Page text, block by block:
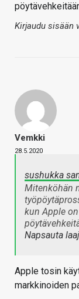
Kirjaudu sisään
Vemkki
28.5.2020
sushukka
Mitenköhän
kun Apple
Napsauta
Apple tosin
markkinoiden